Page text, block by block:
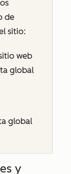
de
sitio:
web
global
global
y